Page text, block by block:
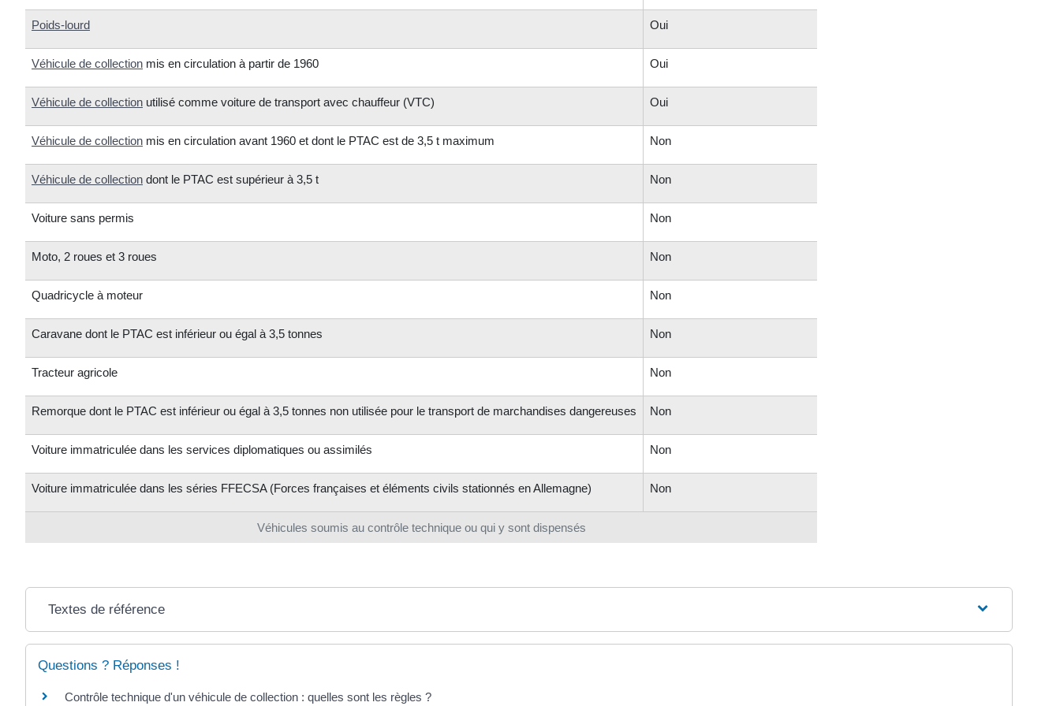
Véhicules soumis au contrôle technique ou qui y sont dispensés
Poids-lourd Oui
Véhicule de collection mis en circulation à partir de 1960 Oui
Véhicule de collection utilisé comme voiture de transport avec chauffeur (VTC) Oui
Véhicule de collection mis en circulation avant 1960 et dont le PTAC est de 3,5 t maximum Non
Véhicule de collection dont le PTAC est supérieur à 3,5 t Non
Voiture sans permis Non
Moto, 2 roues et 3 roues Non
Quadricycle à moteur Non
Caravane dont le PTAC est inférieur ou égal à 3,5 tonnes Non
Tracteur agricole Non
Remorque dont le PTAC est inférieur ou égal à 3,5 tonnes non utilisée pour le transport de marchandises dangereuses Non
Voiture immatriculée dans les services diplomatiques ou assimilés Non
Voiture immatriculée dans les séries FFECSA (Forces françaises et éléments civils stationnés en Allemagne) Non
Textes de référence
Questions ? Réponses !
Contrôle technique d'un véhicule de collection : quelles sont les règles ?